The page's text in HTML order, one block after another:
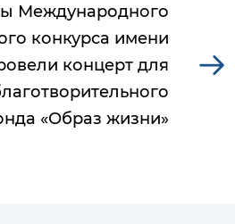
Международного
конкурса имени
концерт для
«Образ жизни»